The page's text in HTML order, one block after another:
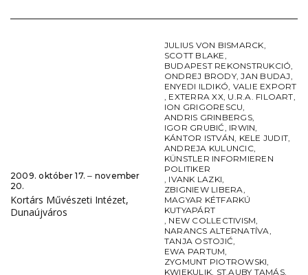
2009. október 17. ‒ november
20.
Kortárs Művészeti Intézet,
Dunaújváros
JULIUS VON BISMARCK,
SCOTT BLAKE,
BUDAPEST REKONSTRUKCIÓ,
ONDREJ BRODY,JAN BUDAJ,
ENYEDI ILDIKÓ, VALIE EXPORT
, EXTERRA XX, U.R.A. FILOART,
ION GRIGORESCU,
ANDRIS GRINBERGS,
IGOR GRUBIĆ, IRWIN,
KÁNTOR ISTVÁN, KELE JUDIT,
ANDREJA KULUNCIC,
KÜNSTLER INFORMIEREN
POLITIKER
, IVANK LAZKI,
ZBIGNIEW LIBERA,
MAGYAR KÉTFARKÚ
KUTYAPÁRT
, NEW COLLECTIVISM,
NARANCS ALTERNATÍVA,
TANJA OSTOJIĆ,
EWA PARTUM,
ZYGMUNT PIOTROWSKI,
KWIEKULIK, ST.AUBY TAMÁS,